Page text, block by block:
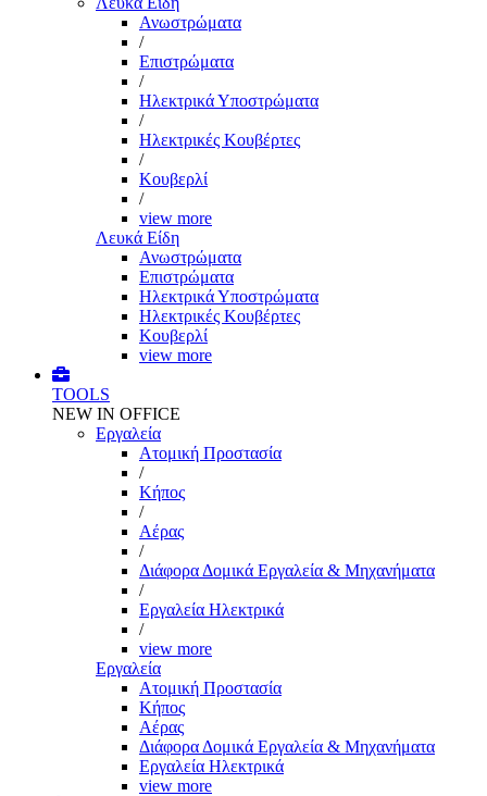
Ανωστρώματα
/
Επιστρώματα
/
Ηλεκτρικά Υποστρώματα
/
Ηλεκτρικές Κουβέρτες
/
Κουβερλί
/
view more
Λευκά Είδη
Ανωστρώματα
Επιστρώματα
Ηλεκτρικά Υποστρώματα
Ηλεκτρικές Κουβέρτες
Κουβερλί
view more
TOOLS
NEW IN OFFICE
Εργαλεία
Aτομική Προστασία
/
Kήπος
/
Αέρας
/
Διάφορα Δομικά Εργαλεία & Μηχανήματα
/
Εργαλεία Ηλεκτρικά
/
view more
Εργαλεία
Aτομική Προστασία
Kήπος
Αέρας
Διάφορα Δομικά Εργαλεία & Μηχανήματα
Εργαλεία Ηλεκτρικά
view more